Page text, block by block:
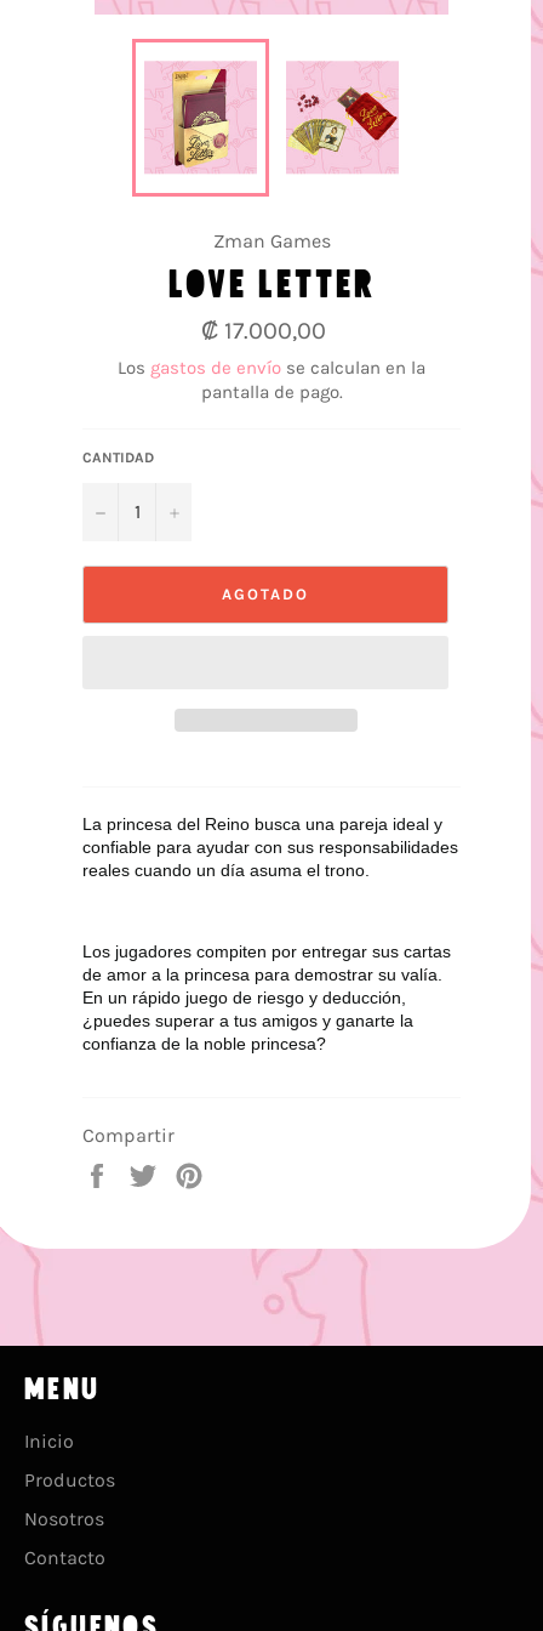
Zman Games
LOVE LETTER
Precio
habitual
₡ 17.000,00
Los gastos de envío se calculan en la
pantalla de pago.
CANTIDAD
− +
AGOTADO
La princesa del Reino busca una pareja ideal y
confiable para ayudar con sus responsabilidades
reales cuando un día asuma el trono.
Los jugadores compiten por entregar sus cartas
de amor a la princesa para demostrar su valía.
En un rápido juego de riesgo y deducción,
¿puedes superar a tus amigos y ganarte la
confianza de la noble princesa?
Compartir
Compartir
Tuitear
MENU
Inicio
Productos
Nosotros
Contacto